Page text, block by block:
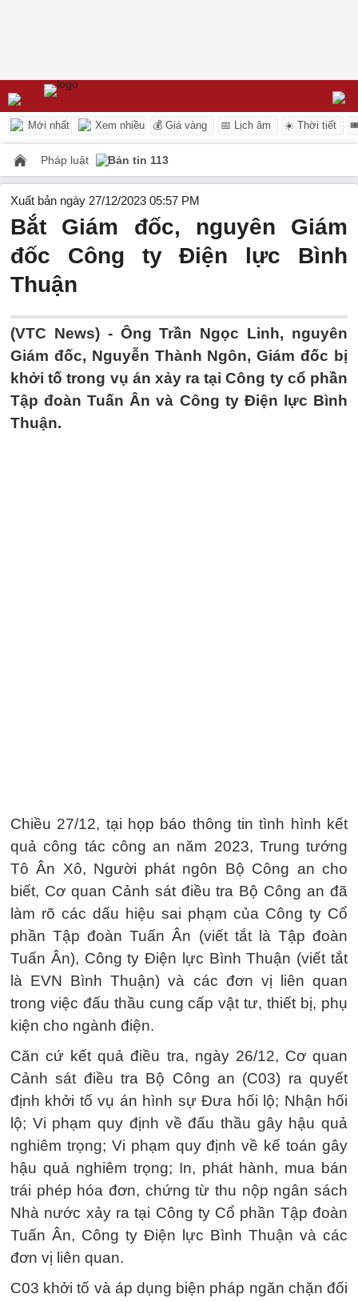
Mới nhất Xem nhiều 💰 Giá vàng 📅 Lịch âm ☀️ Thời tiết
Pháp luật Bản tin 113
Xuất bản ngày 27/12/2023 05:57 PM
Bắt Giám đốc, nguyên Giám
đốc Công ty Điện lực Bình
Thuận
(VTC News) - Ông Trần Ngọc Linh, nguyên
Giám đốc, Nguyễn Thành Ngôn, Giám đốc bị
khởi tố trong vụ án xảy ra tại Công ty cổ phần
Tập đoàn Tuấn Ân và Công ty Điện lực Bình
Thuận.
Chiều 27/12, tại họp báo thông tin tình hình kết
quả công tác công an năm 2023, Trung tướng
Tô Ân Xô, Người phát ngôn Bộ Công an cho
biết, Cơ quan Cảnh sát điều tra Bộ Công an đã
làm rõ các dấu hiệu sai phạm của Công ty Cổ
phần Tập đoàn Tuấn Ân (viết tắt là Tập đoàn
Tuấn Ân), Công ty Điện lực Bình Thuận (viết tắt
là EVN Bình Thuận) và các đơn vị liên quan
trong việc đấu thầu cung cấp vật tư, thiết bị, phụ
kiện cho ngành điện.
Căn cứ kết quả điều tra, ngày 26/12, Cơ quan
Cảnh sát điều tra Bộ Công an (C03) ra quyết
định khởi tố vụ án hình sự Đưa hối lộ; Nhận hối
lộ; Vi phạm quy định về đấu thầu gây hậu quả
nghiêm trọng; Vi phạm quy định về kế toán gây
hậu quả nghiêm trọng; In, phát hành, mua bán
trái phép hóa đơn, chứng từ thu nộp ngân sách
Nhà nước xảy ra tại Công ty Cổ phần Tập đoàn
Tuấn Ân, Công ty Điện lực Bình Thuận và các
đơn vị liên quan.
C03 khởi tố và áp dụng biện pháp ngăn chặn đối